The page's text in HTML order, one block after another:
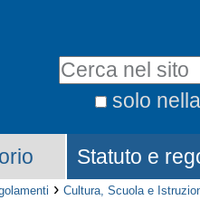
solo
Statuto e
› Cultura, Scuola e